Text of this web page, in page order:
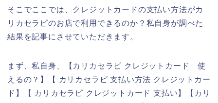
そこでここでは、クレジットカードの支払い方法がカ
リカセラピのお店で利用できるのか？私自身が調べた
結果を記事にさせていただきます。
まず、私自身、【カリカセラピ クレジットカード 使
えるの？】【 カリカセラピ 支払い方法 クレジットカー
ド】【 カリカセラピ クレジットカード 支払い】【カリ